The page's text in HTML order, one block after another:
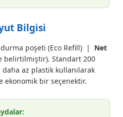
Bilgisi
poşeti (Eco Refill) | Net
belirtilmiştir). Standart 200
daha az plastik kullanılarak
ekonomik bir seçenektir.